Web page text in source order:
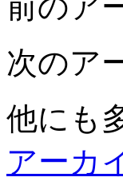
次のア
他にも
アーカ